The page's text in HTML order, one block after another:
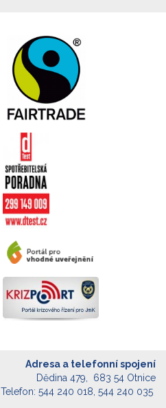
Adresa a telefonní spojení
Dědina 479, 683 54 Otnice
Telefon: 544 240 018, 544 240 035